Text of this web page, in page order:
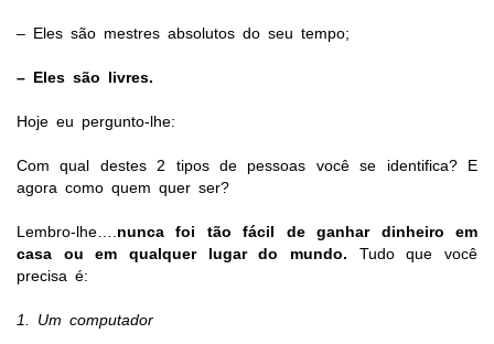
– Eles são mestres absolutos do seu tempo;
– Eles são livres.
Hoje eu pergunto-lhe:
Com qual destes 2 tipos de pessoas você se identifica? E
agora como quem quer ser?
Lembro-lhe…. nunca foi tão fácil de ganhar dinheiro em
casa ou em qualquer lugar do mundo. Tudo que você
precisa é:
1. Um computador